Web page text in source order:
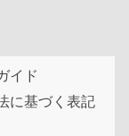
イド
に基づく表記